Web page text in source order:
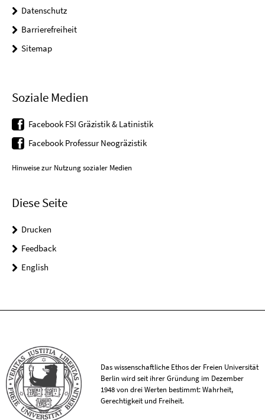
Datenschutz
Barrierefreiheit
Sitemap
Soziale Medien
Facebook FSI Gräzistik & Latinistik
Facebook Professur Neogräzistik
Hinweise zur Nutzung sozialer Medien
Diese Seite
Drucken
Feedback
English
Das wissenschaftliche Ethos der Freien Universität
Berlin wird seit ihrer Gründung im Dezember
1948 von drei Werten bestimmt: Wahrheit,
Gerechtigkeit und Freiheit.